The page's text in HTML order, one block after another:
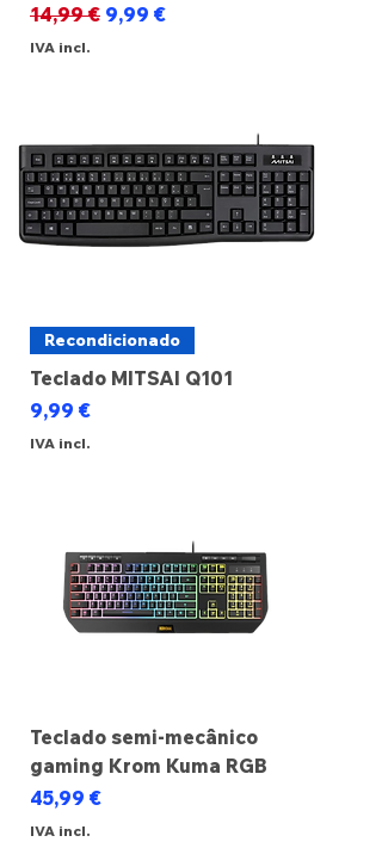
Preço normal
14,99 € Preço promocional
9,99 €
IVA incl.
Recondicionado
Teclado MITSAI Q101
Preço
9,99 €
IVA incl.
Teclado semi-mecânico
gaming Krom Kuma RGB
Preço
45,99 €
IVA incl.